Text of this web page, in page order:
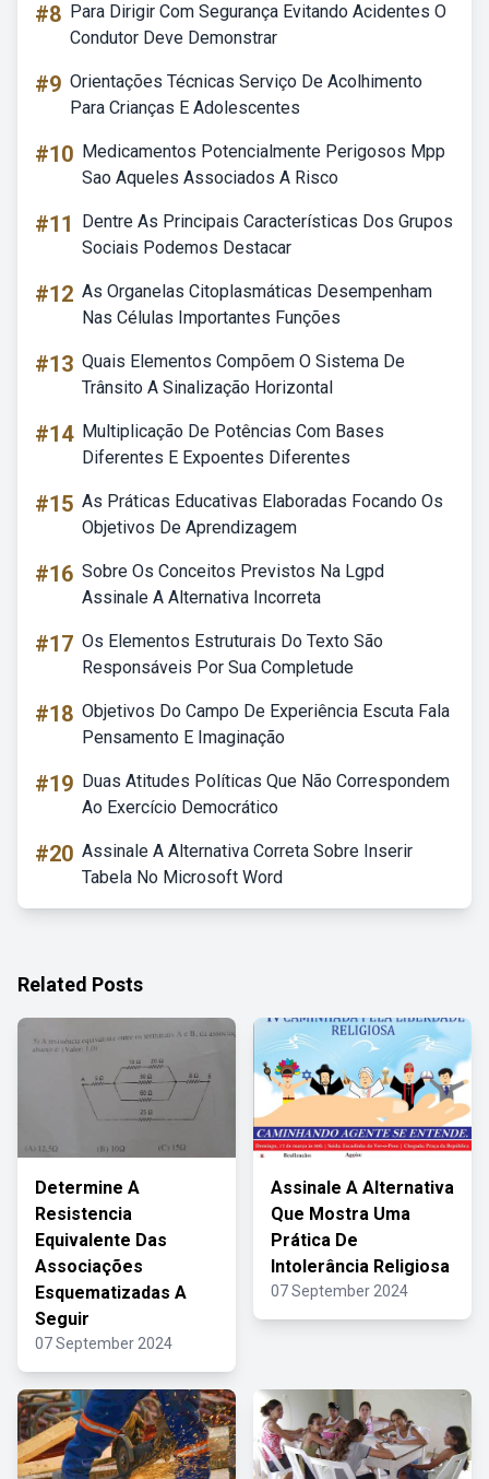
#8 Para Dirigir Com Segurança Evitando Acidentes O
Condutor Deve Demonstrar
#9 Orientações Técnicas Serviço De Acolhimento
Para Crianças E Adolescentes
#10 Medicamentos Potencialmente Perigosos Mpp
Sao Aqueles Associados A Risco
#11
Dentre As Principais Características Dos Grupos
Sociais Podemos Destacar
#12 As Organelas Citoplasmáticas Desempenham
Nas Células Importantes Funções
#13 Quais Elementos Compõem O Sistema De
Trânsito A Sinalização Horizontal
#14 Multiplicação De Potências Com Bases
Diferentes E Expoentes Diferentes
#15 As Práticas Educativas Elaboradas Focando Os
Objetivos De Aprendizagem
#16 Sobre Os Conceitos Previstos Na Lgpd
Assinale A Alternativa Incorreta
#17 Os Elementos Estruturais Do Texto São
Responsáveis Por Sua Completude
#18 Objetivos Do Campo De Experiência Escuta Fala
Pensamento E Imaginação
#19 Duas Atitudes Políticas Que Não Correspondem
Ao Exercício Democrático
#20 Assinale A Alternativa Correta Sobre Inserir
Tabela No Microsoft Word
Related Posts
Determine A
Resistencia
Equivalente Das
Associações
Esquematizadas A
Seguir
07 September 2024
Assinale A Alternativa
Que Mostra Uma
Prática De
Intolerância Religiosa
07 September 2024